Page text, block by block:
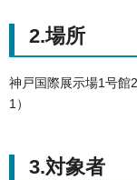
2.場所
神戸国際展示場1号館
1）
3.対象者